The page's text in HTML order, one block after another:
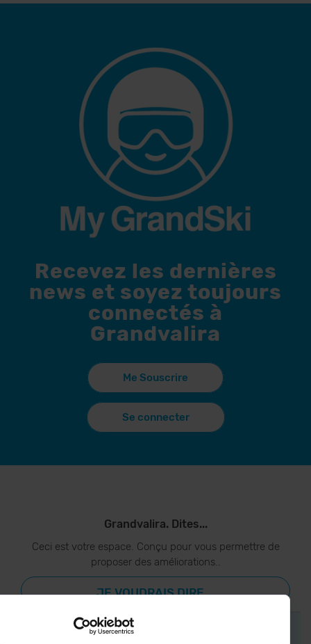
Recevez les dernières
news et soyez toujours
connectés à
Grandvalira
Me Souscrire
Se connecter
Grandvalira. Dites...
Ceci est votre espace. Conçu pour vous permettre de
proposer des améliorations..
JE VOUDRAIS DIRE...